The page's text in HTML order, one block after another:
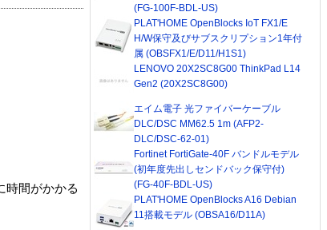
時間がかかる
(FG-100F-BDL-US)
PLAT'HOME OpenBlocks IoT FX1/E
H/W保守及びサブスクリプション1年付
属 (OBSFX1/E/D11/H1S1)
LENOVO 20X2SC8G00 ThinkPad L14
Gen2 (20X2SC8G00)
エイム電子 光ファイバーケーブル
DLC/DSC MM62.5 1m (AFP2-
DLC/DSC-62-01)
Fortinet FortiGate-40F バンドルモデル
(初年度先出しセンドバック保守付)
(FG-40F-BDL-US)
PLAT'HOME OpenBlocks A16 Debian
11搭載モデル (OBSA16/D11A)